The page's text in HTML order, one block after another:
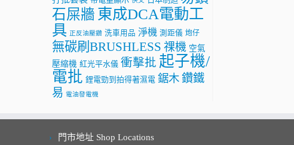
石屎牆 東成DCA電動工
具 正反油壓鑽 洗車用品 淨機 測距儀 炮仔
無碳刷BRUSHLESS 祼機 空氣
壓縮機 紅光平水儀 衝擊批 起子機/
電批 鋰電勁到拍得著濕電 鋸木 鑽鐵
易 電油發電機
門市地址 Shop Locations